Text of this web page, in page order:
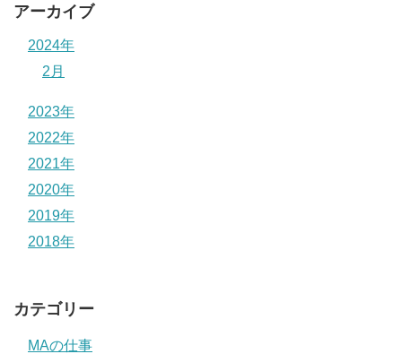
アーカイブ
2024年
2月
2023年
2022年
2021年
2020年
2019年
2018年
カテゴリー
MAの仕事